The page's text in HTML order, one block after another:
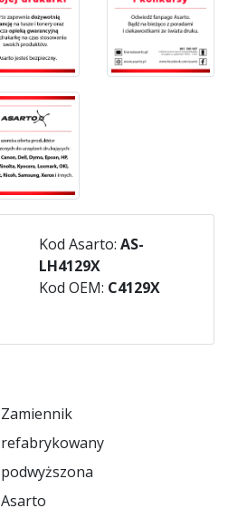
Kod Asarto: AS-
LH4129X
Kod OEM: C4129X
Zamiennik
refabrykowany
podwyższona
Asarto